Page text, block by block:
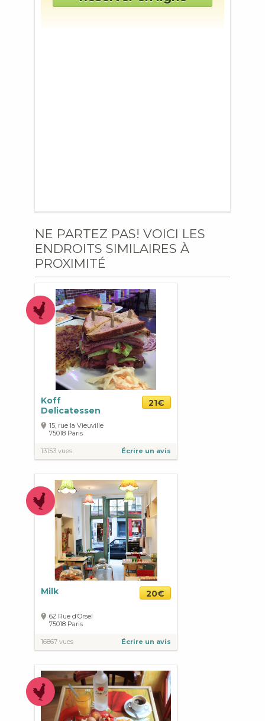
NE PARTEZ PAS! VOICI LES
ENDROITS SIMILAIRES À
PROXIMITÉ
Koff
Delicatessen
21€
15, rue la Vieuville
75018 Paris
13153 vues Écrire un avis
Milk 20€
62 Rue d’Orsel
75018 Paris
16867 vues Écrire un avis